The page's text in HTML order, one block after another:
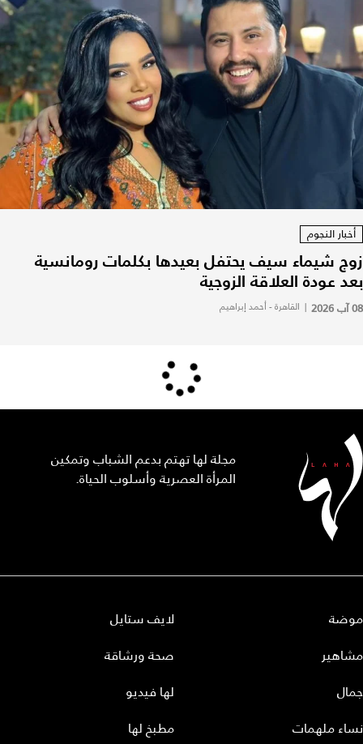
أخبار النجوم
زوج شيماء سيف يحتفل بعيدها بكلمات رومانسية
بعد عودة العلاقة الزوجية
08 آب 2026 | القاهرة - أحمد إبراهيم
مجلة لها تهتم بدعم الشباب وتمكين
المرأة العصرية وأسلوب الحياة.
موضة
مشاهير
جمال
نساء ملهمات
لايف ستايل
صحة ورشاقة
لها فيديو
مطبخ لها